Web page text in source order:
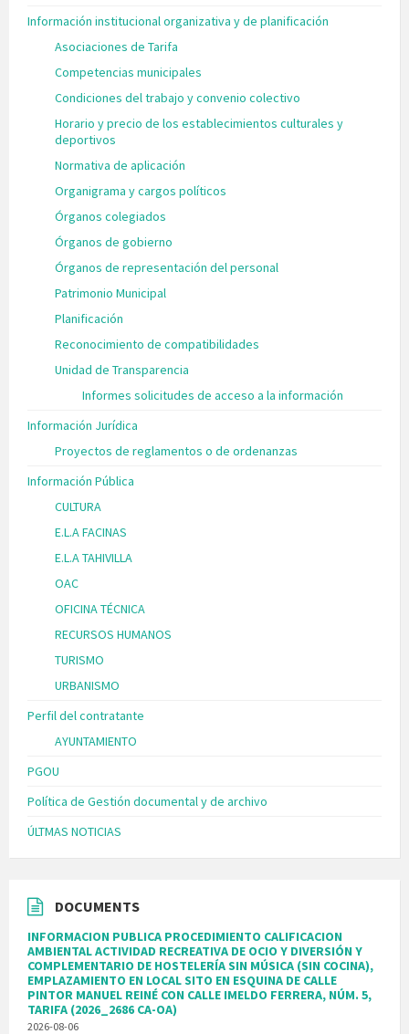
Información institucional organizativa y de planificación
Asociaciones de Tarifa
Competencias municipales
Condiciones del trabajo y convenio colectivo
Horario y precio de los establecimientos culturales y
deportivos
Normativa de aplicación
Organigrama y cargos políticos
Órganos colegiados
Órganos de gobierno
Órganos de representación del personal
Patrimonio Municipal
Planificación
Reconocimiento de compatibilidades
Unidad de Transparencia
Informes solicitudes de acceso a la información
Información Jurídica
Proyectos de reglamentos o de ordenanzas
Información Pública
CULTURA
E.L.A FACINAS
E.L.A TAHIVILLA
OAC
OFICINA TÉCNICA
RECURSOS HUMANOS
TURISMO
URBANISMO
Perfil del contratante
AYUNTAMIENTO
PGOU
Política de Gestión documental y de archivo
ÚLTMAS NOTICIAS
DOCUMENTS
INFORMACION PUBLICA PROCEDIMIENTO CALIFICACION
AMBIENTAL ACTIVIDAD RECREATIVA DE OCIO Y DIVERSIÓN Y
COMPLEMENTARIO DE HOSTELERÍA SIN MÚSICA (SIN COCINA),
EMPLAZAMIENTO EN LOCAL SITO EN ESQUINA DE CALLE
PINTOR MANUEL REINÉ CON CALLE IMELDO FERRERA, NÚM. 5,
TARIFA (2026_2686 CA-OA)
2026-08-06